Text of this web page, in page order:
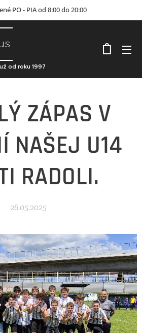
PO - PIA od 8:00 do 20:00
od roku 1997
ZÁPAS V
NAŠEJ U14
RADOLI.
26.05.2025